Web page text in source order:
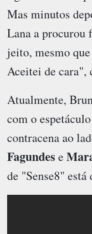
Mas minutos
Lana a procurou
jeito, mesmo
Aceitei de cara",
Atualmente,
com o
contracena ao
Fagundese
de "Sense8"